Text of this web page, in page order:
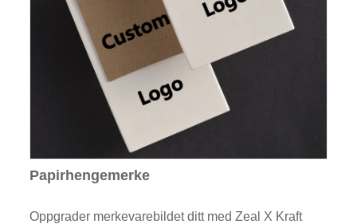
Papirhengemerke
Oppgrader merkevarebildet ditt med Zeal X Kraft